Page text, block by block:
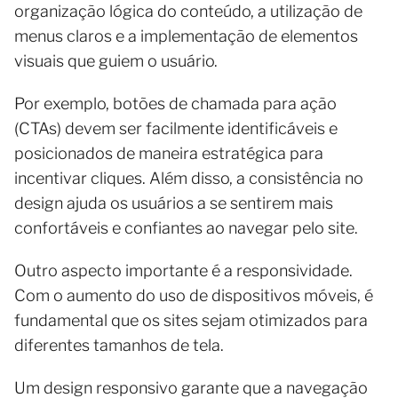
organização lógica do conteúdo, a utilização de
menus claros e a implementação de elementos
visuais que guiem o usuário.
Por exemplo, botões de chamada para ação
(CTAs) devem ser facilmente identificáveis e
posicionados de maneira estratégica para
incentivar cliques. Além disso, a consistência no
design ajuda os usuários a se sentirem mais
confortáveis e confiantes ao navegar pelo site.
Outro aspecto importante é a responsividade.
Com o aumento do uso de dispositivos móveis, é
fundamental que os sites sejam otimizados para
diferentes tamanhos de tela.
Um design responsivo garante que a navegação